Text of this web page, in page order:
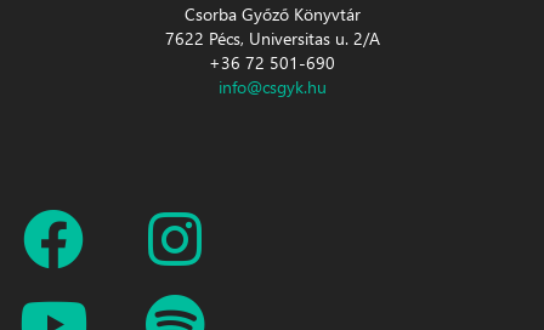
Csorba Győző Könyvtár
7622 Pécs, Universitas u. 2/A
+36 72 501-690
info@csgyk.hu